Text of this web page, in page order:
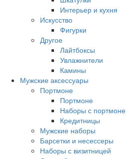
Интерьер и кухня
Искусство
Фигурки
Другое
Лайтбоксы
Увлажнители
Камины
Мужские аксессуары
Портмоне
Портмоне
Наборы с портмоне
Кредитницы
Мужские наборы
Барсетки и несессеры
Наборы с визитницей